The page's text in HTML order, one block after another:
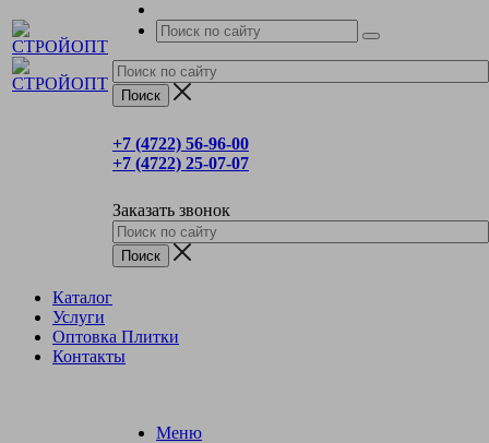
+7 (4722) 56‑96-00
+7 (4722) 25‑07-07
Заказать звонок
Каталог
Услуги
Оптовка Плитки
Контакты
Меню